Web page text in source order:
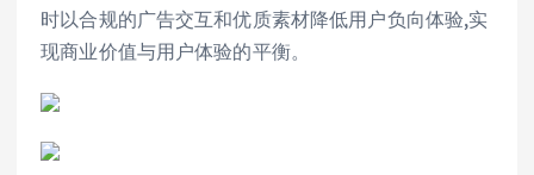
时以合规的广告交互和优质素材降低用户负向体验,实
现商业价值与用户体验的平衡。